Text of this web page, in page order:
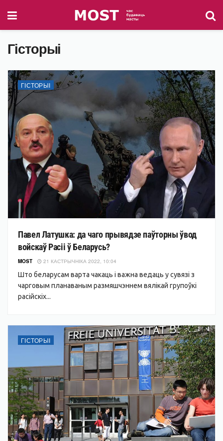
Гісторыі
ГІСТОРЫІ
Павел Латушка: да чаго прывядзе паўторны ўвод
войскаў Расіі ў Беларусь?
MOST 21 КАСТРЫЧНІКА 2022, 10:04
Што беларусам варта чакаць і важна ведаць у сувязі з
чарговым планаваным размяшчэннем вялікай групоўкі
расійскіх...
ГІСТОРЫІ